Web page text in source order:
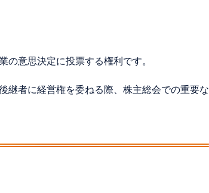
の意思決定に投票する権利です。
継者に経営権を委ねる際、株主総会での重要な